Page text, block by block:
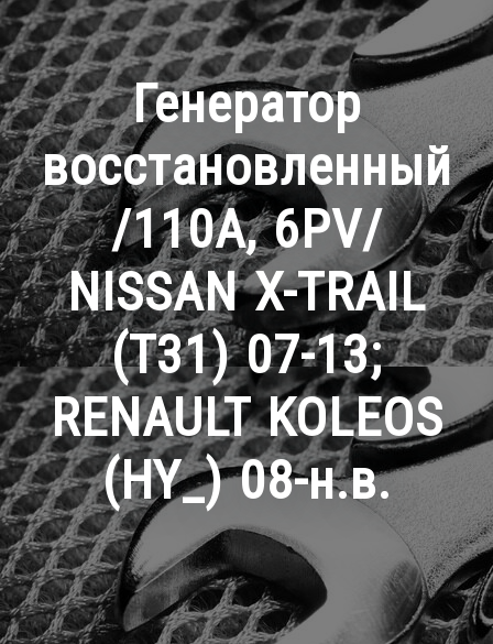
Генератор
восстановленный
/110A, 6PV/
NISSAN X-TRAIL
(T31) 07-13;
RENAULT KOLEOS
(HY_) 08-н.в.